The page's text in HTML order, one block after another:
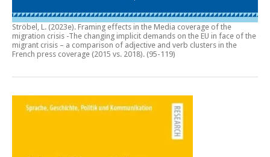
Ströbel, L. (2023e). Framing effects in the Media coverage of the
migration crisis -The changing implicit demands on the EU in face of the
migrant crisis – a comparison of adjective and verb clusters in the
French press coverage (2015 vs. 2018). (95-119)